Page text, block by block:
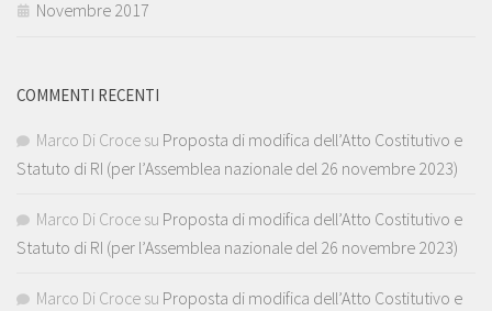
Novembre 2017
COMMENTI RECENTI
Marco Di Croce su Proposta di modifica dell’Atto Costitutivo e
Statuto di RI (per l’Assemblea nazionale del 26 novembre 2023)
Marco Di Croce su Proposta di modifica dell’Atto Costitutivo e
Statuto di RI (per l’Assemblea nazionale del 26 novembre 2023)
Marco Di Croce su Proposta di modifica dell’Atto Costitutivo e